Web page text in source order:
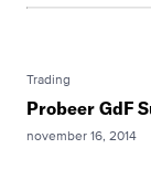
Trading
Probeer GdF
november 16, 2014